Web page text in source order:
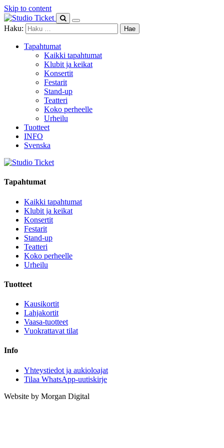
Skip to content
Haku:
Tapahtumat
Kaikki tapahtumat
Klubit ja keikat
Konsertit
Festarit
Stand-up
Teatteri
Koko perheelle
Urheilu
Tuotteet
INFO
Svenska
Tapahtumat
Kaikki tapahtumat
Klubit ja keikat
Konsertit
Festarit
Stand-up
Teatteri
Koko perheelle
Urheilu
Tuotteet
Kausikortit
Lahjakortit
Vaasa-tuotteet
Vuokrattavat tilat
Info
Yhteystiedot ja aukioloajat
Tilaa WhatsApp-uutiskirje
Website by Morgan Digital